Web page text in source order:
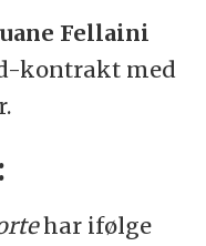
Fellaini
kontrakt med
har ifølge